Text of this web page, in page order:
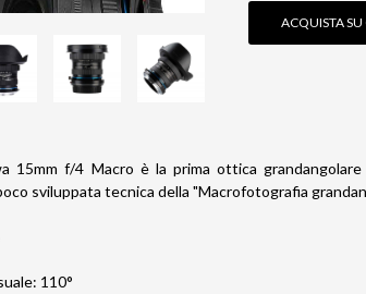
ACQUISTA
15mm f/4 Macro è la prima ottica
sviluppata tecnica della "Macrofotografia
110°